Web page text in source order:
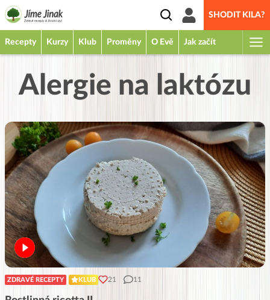
SHODIT KILA?
Recepty Kurzy Klub Proměny O Evě Jak začít
Alergie na laktózu
ZDRAVÉ RECEPTY KLUB 21 11